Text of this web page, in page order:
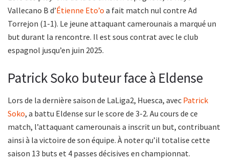
Vallecano B d’Étienne Eto’o a fait match nul contre Ad
Torrejon (1-1). Le jeune attaquant camerounais a marqué un
but durant la rencontre. Il est sous contrat avec le club
espagnol jusqu’en juin 2025.
Patrick Soko buteur face à Eldense
Lors de la dernière saison de LaLiga2, Huesca, avec Patrick
Soko, a battu Eldense sur le score de 3-2. Au cours de ce
match, l’attaquant camerounais a inscrit un but, contribuant
ainsi à la victoire de son équipe. À noter qu’il totalise cette
saison 13 buts et 4 passes décisives en championnat.